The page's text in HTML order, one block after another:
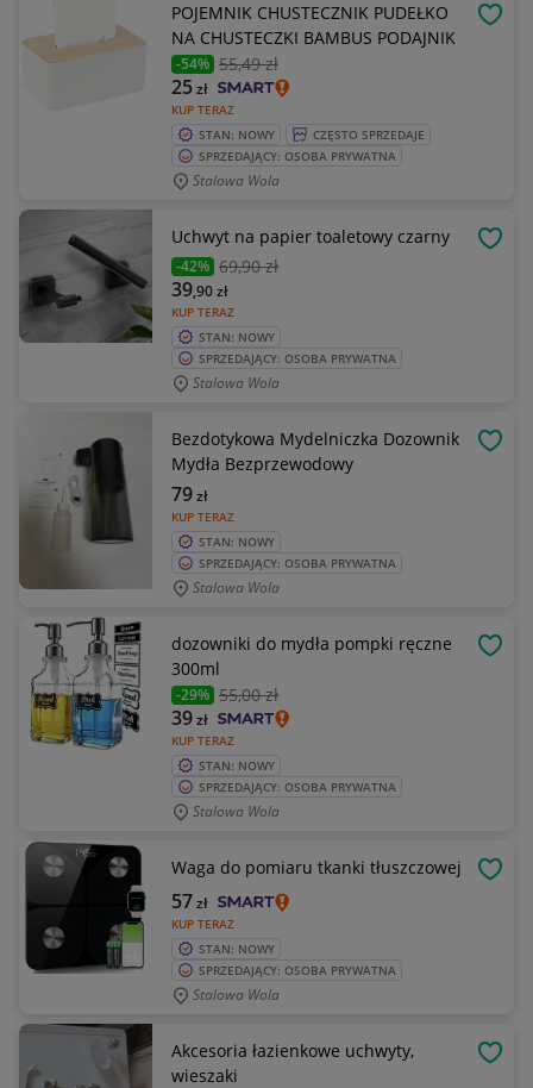
POJEMNIK CHUSTECZNIK PUDEŁKO
NA CHUSTECZKI BAMBUS PODAJNIK
-54% 55,49 zł
KUP TERAZ
25zł
STAN: NOWY
CZĘSTO SPRZEDAJE
SPRZEDAJĄCY: OSOBA PRYWATNA
Stalowa Wola
Uchwyt na papier toaletowy czarny
-42% 69,90 zł
KUP TERAZ
39,90zł
STAN: NOWY
SPRZEDAJĄCY: OSOBA PRYWATNA
Stalowa Wola
Bezdotykowa Mydelniczka Dozownik
Mydła Bezprzewodowy
KUP TERAZ
79zł
STAN: NOWY
SPRZEDAJĄCY: OSOBA PRYWATNA
Stalowa Wola
dozowniki do mydła pompki ręczne
300ml
-29% 55,00 zł
KUP TERAZ
39zł
STAN: NOWY
SPRZEDAJĄCY: OSOBA PRYWATNA
Stalowa Wola
Waga do pomiaru tkanki tłuszczowej
KUP TERAZ
57zł
STAN: NOWY
SPRZEDAJĄCY: OSOBA PRYWATNA
Stalowa Wola
Akcesoria łazienkowe uchwyty,
wieszaki